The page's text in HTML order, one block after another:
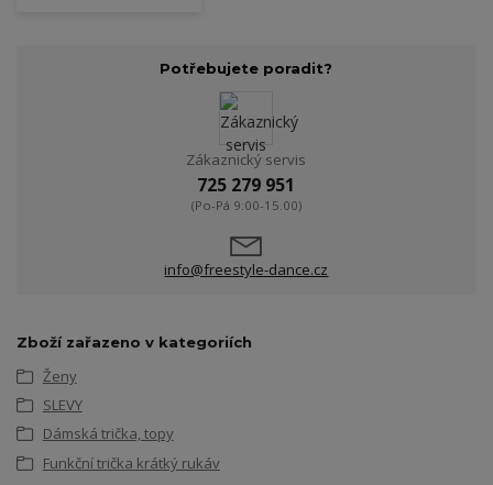
Potřebujete poradit?
Zákaznický servis
725 279 951
(Po-Pá 9:00-15.00)
info@freestyle-dance.cz
Zboží zařazeno v kategoriích
Ženy
SLEVY
Dámská trička, topy
Funkční trička krátký rukáv